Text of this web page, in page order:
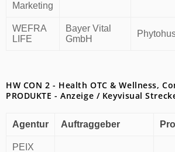
Marketing
WEFRA
LIFE
Bayer Vital
GmbH
HW CON 2 - Health OTC & Wellness,
PRODUKTE - Anzeige / Keyvisual
Agentur Auftraggeber
PEIX